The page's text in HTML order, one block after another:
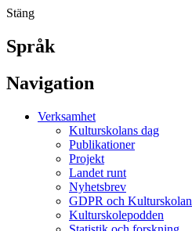
Stäng
Språk
Navigation
Verksamhet
Kulturskolans dag
Publikationer
Projekt
Landet runt
Nyhetsbrev
GDPR och Kulturskolan
Kulturskolepodden